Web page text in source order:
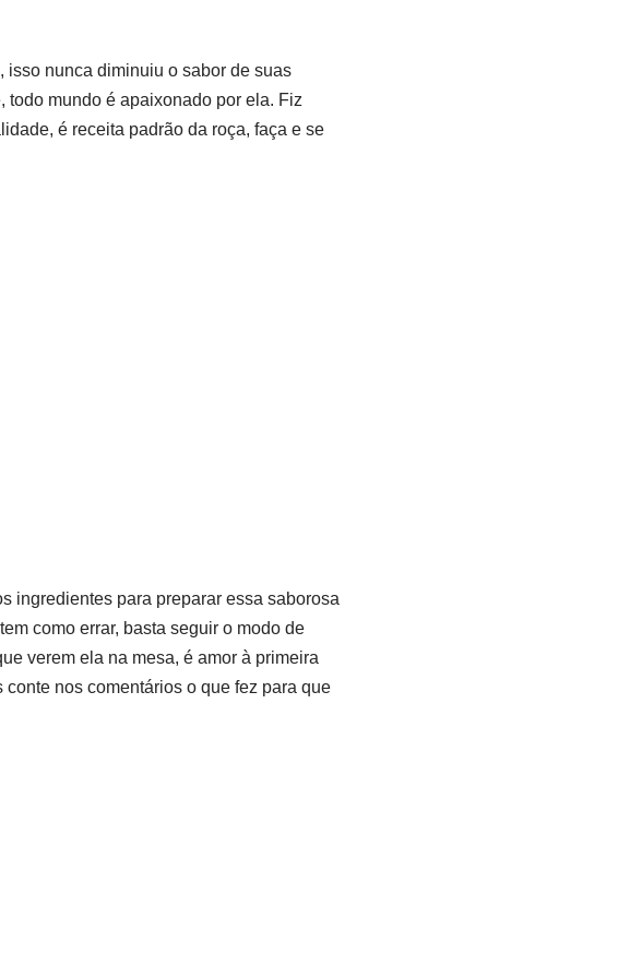
isso nunca diminuiu o sabor de suas
todo mundo é apaixonado por ela. Fiz
é receita padrão da roça, faça e se
ingredientes para preparar essa saborosa
como errar, basta seguir o modo de
verem ela na mesa, é amor à primeira
nos comentários o que fez para que